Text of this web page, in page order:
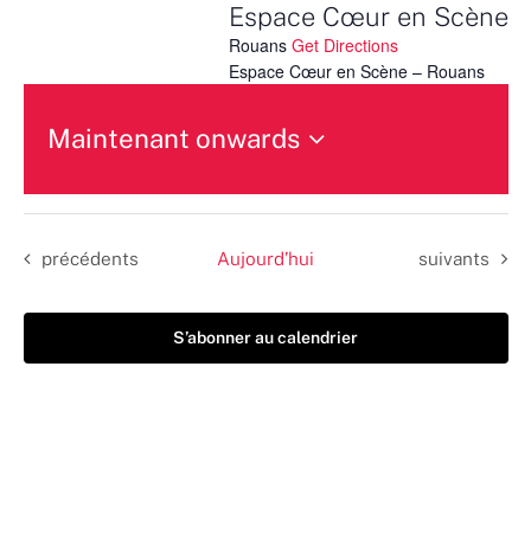
Espace Cœur en Scène
Rouans Get Directions
Espace Cœur en Scène – Rouans
Maintenant onwards
une
date.
Évènements
précédents Aujourd’hui Évènements
suivants
S’abonner au calendrier